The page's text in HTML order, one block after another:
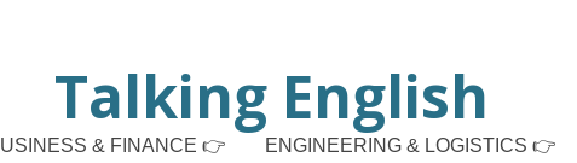
Talking English
& FINANCE 👉 ENGINEERING & LOGISTICS 👉